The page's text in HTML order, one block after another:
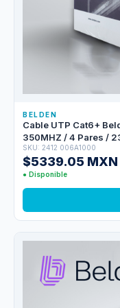
BELDEN
Cable UTP Cat6+
350MHZ / 4 Pares /
/ Bobina En Caja /
SKU: 2412 006A1000
$5339.05 MXN
● Disponible